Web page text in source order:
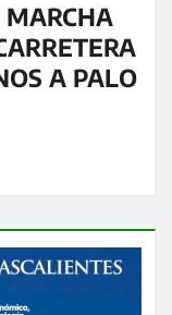
MARCHA
A PALO